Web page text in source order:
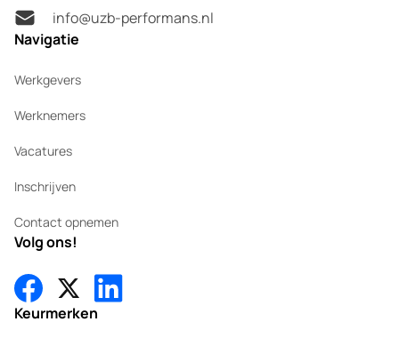
info@uzb-performans.nl
Navigatie
Werkgevers
Werknemers
Vacatures
Inschrijven
Contact opnemen
Volg ons!
Keurmerken